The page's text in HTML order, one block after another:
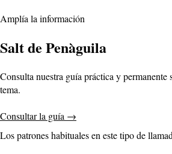
Amplía la información
Salt de Penàguila
Consulta nuestra guía práctica y permanente
tema.
Consultar la guía →
Los patrones habituales en este tipo de